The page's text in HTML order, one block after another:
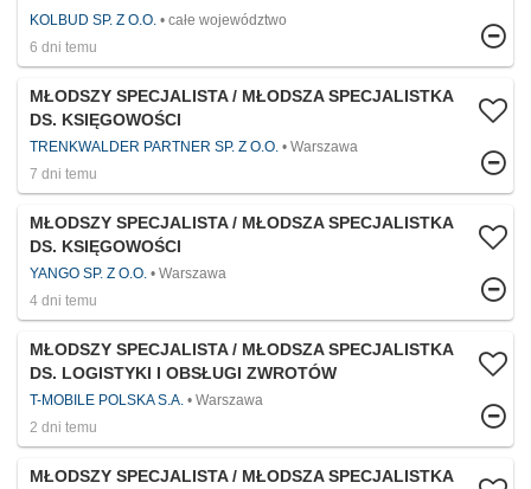
KOLBUD SP. Z O.O.
całe województwo
6 dni temu
MŁODSZY SPECJALISTA / MŁODSZA SPECJALISTKA
DS. KSIĘGOWOŚCI
TRENKWALDER PARTNER SP. Z O.O.
Warszawa
7 dni temu
MŁODSZY SPECJALISTA / MŁODSZA SPECJALISTKA
DS. KSIĘGOWOŚCI
YANGO SP. Z O.O.
Warszawa
4 dni temu
MŁODSZY SPECJALISTA / MŁODSZA SPECJALISTKA
DS. LOGISTYKI I OBSŁUGI ZWROTÓW
T-MOBILE POLSKA S.A.
Warszawa
2 dni temu
MŁODSZY SPECJALISTA / MŁODSZA SPECJALISTKA